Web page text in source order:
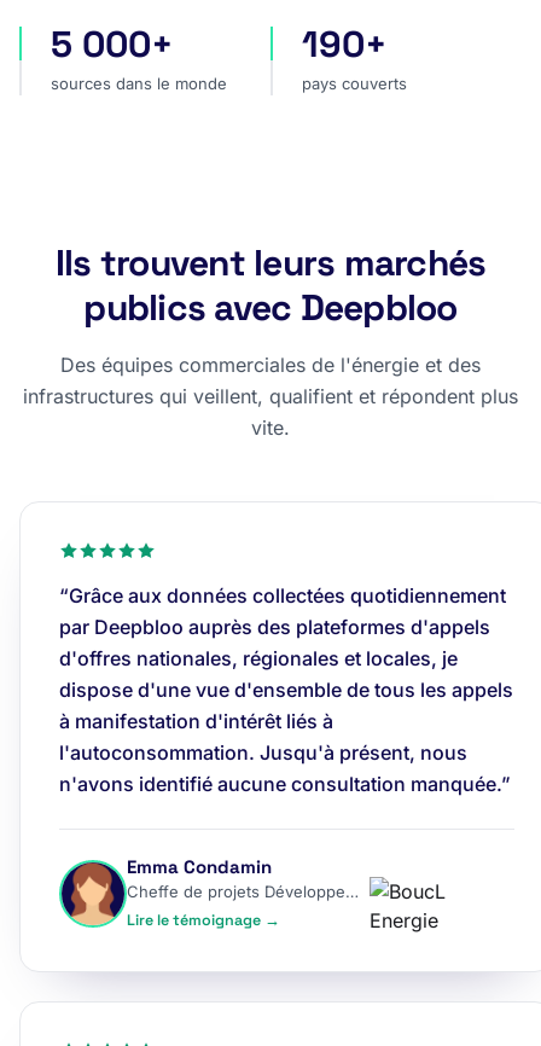
sources dans le monde
5 000+
sources dans le monde
pays couverts
190+
pays couverts
Ils trouvent leurs marchés
publics avec Deepbloo
Des équipes commerciales de l'énergie et des
infrastructures qui veillent, qualifient et répondent plus
vite.
“Grâce aux données collectées quotidiennement
par Deepbloo auprès des plateformes d'appels
d'offres nationales, régionales et locales, je
dispose d'une vue d'ensemble de tous les appels
à manifestation d'intérêt liés à
l'autoconsommation. Jusqu'à présent, nous
n'avons identifié aucune consultation manquée.”
Emma Condamin
Cheffe de projets Développement
Lire le témoignage →